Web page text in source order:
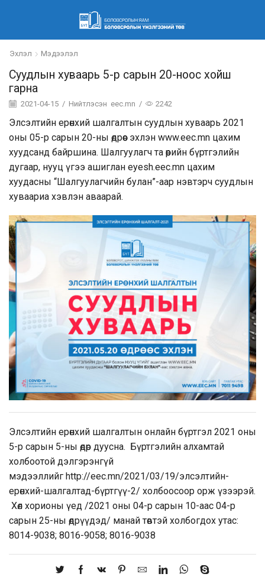
Эхлэл Мэдээлэл
Суудлын хуваарь 5-р сарын 20-ноос хойш
гарна
2021-04-15 / Нийтлэсэн eec.mn / 2242
Элсэлтийн ерөнхий шалгалтын суудлын хуваарь 2021
оны 05-р сарын 20-ны өдрөөс эхлэн www.eec.mn цахим
хуудсанд байршина. Шалгуулагч та өөрийн бүртгэлийн
дугаар, нууц үгээ ашиглан eyesh.eec.mn цахим
хуудасны “Шалгуулагчийн булан”-аар нэвтэрч суудлын
хуваариа хэвлэн аваарай.
Элсэлтийн ерөнхий шалгалтын онлайн бүртгэл 2021 оны
5-р сарын 5-ны өдөр дуусна. Бүртгэлийн алхамтай
холбоотой дэлгэрэнгүй
мэдээллийг http://eec.mn/2021/03/19/элсэлтийн-
ерөнхий-шалгалтад-бүртгүү-2/ холбоосоор орж үзээрэй.
Хөл хорионы үед /2021 оны 04-р сарын 10-аас 04-р
сарын 25-ны өдрүүдэд/ манай төвтэй холбогдох утас:
8014-9038; 8016-9058; 8016-9038